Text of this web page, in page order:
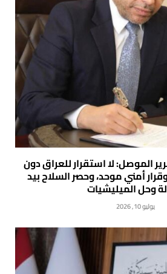
الموصل: لا استقرار للعراق دون
أمني موحد، وحصر السلاح بيد
وحل الميليشيات
يوليو 10, 2026